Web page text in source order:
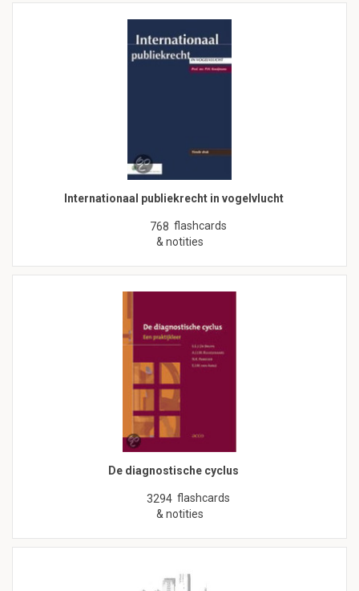
Internationaal publiekrecht in vogelvlucht
768 flashcards
& notities
De diagnostische cyclus
3294 flashcards
& notities